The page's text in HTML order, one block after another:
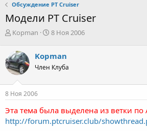
Обсуждение PT Cruiser
Модели PT Cruiser
А
о
р
т
е
м
Kopman
Д
а
н
ч
а
8 Ноя 2006
Kopman
Член Клуба
8 Ноя 2006
Эта тема была выделена из ветки по
http://forum.ptcruiser.club/